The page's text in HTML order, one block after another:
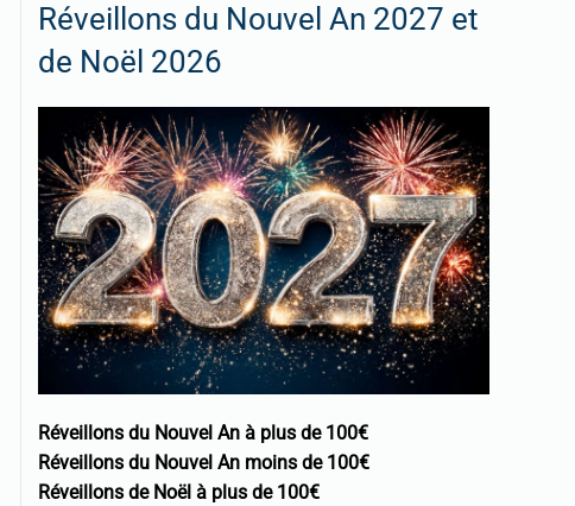
Réveillons du Nouvel An 2027 et
de Noël 2026
Réveillons du Nouvel An à plus de 100€
Réveillons du Nouvel An moins de 100€
Réveillons de Noël à plus de 100€